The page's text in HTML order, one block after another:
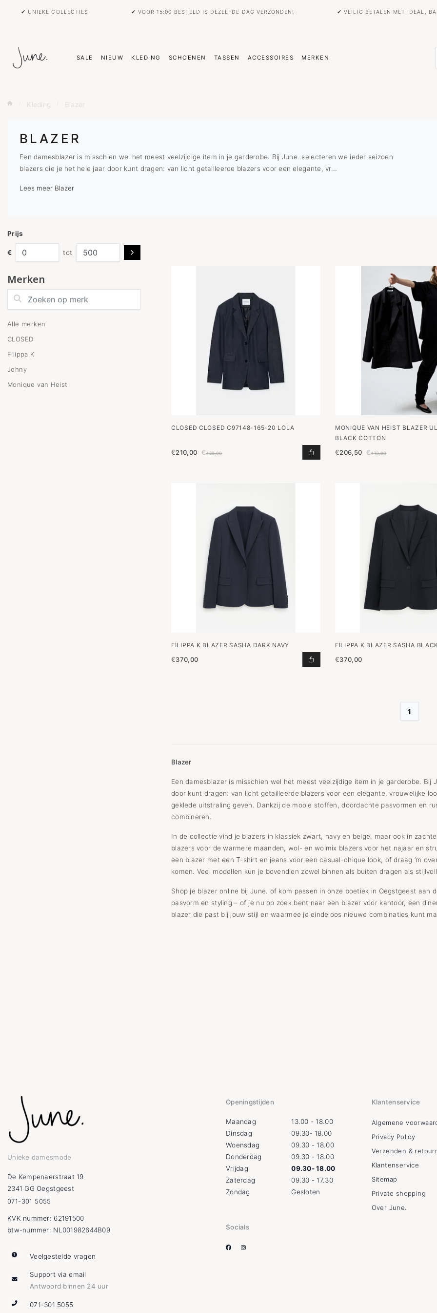
✔ UNIEKE COLLECTIES ✔ VOOR 15:00 BESTELD IS DEZELFDE DAG VERZONDEN! ✔ VEILIG BETALEN MET IDEAL,
SALE NIEUW KLEDING SCHOENEN TASSEN ACCESSOIRES MERKEN
Kleding Blazer
BLAZER
Een damesblazer is misschien wel het meest veelzijdige item in je garderobe. Bij June. selecteren we ieder seizoen
blazers die je het hele jaar door kunt dragen: van licht getailleerde blazers voor een elegante, vr...
Lees meer Blazer
Prijs
€ tot
Merken
Zoeken op merk
Alle merken
CLOSED
Filippa K
Johny
Monique van Heist
CLOSED CLOSED C97148-165-20 LOLA
€210,00 €420,00 CLOSED C97148-165-20 LOLA
MONIQUE VAN HEIST BLAZER
BLACK COTTON
€206,50 €413,00
FILIPPA K BLAZER SASHA DARK NAVY
€370,00 BLAZER SASHA DARK NAVY
FILIPPA K BLAZER SASHA
€370,00
1
Blazer
Een damesblazer is misschien wel het meest veelzijdige item in je garderobe.
door kunt dragen: van licht getailleerde blazers voor een elegante, vrouwelijke
geklede uitstraling geven. Dankzij de mooie stoffen, doordachte pasvormen en
combineren.
In de collectie vind je blazers in klassiek zwart, navy en beige, maar ook in
blazers voor de warmere maanden, wol- en wolmix blazers voor het najaar en
een blazer met een T-shirt en jeans voor een casual-chique look, of draag ’m
komen. Veel modellen kun je bovendien zowel binnen als buiten dragen als
Shop je blazer online bij June. of kom passen in onze boetiek in Oegstgeest aan
pasvorm en styling – of je nu op zoek bent naar een blazer voor kantoor, een
blazer die past bij jouw stijl en waarmee je eindeloos nieuwe combinaties kunt
Unieke damesmode
De Kempenaerstraat 19
2341 GG Oegstgeest
071-301 5055
KVK nummer: 62191500
btw-nummer: NL001982644B09
Veelgestelde vragen
Support via email
Antwoord binnen 24 uur
071-301 5055
Openingstijden
Maandag
13.00 - 18.00
Dinsdag
09.30- 18.00
Woensdag
09.30 - 18.00
Donderdag
09.30 - 18.00
Vrijdag
09.30- 18.00
Zaterdag
09.30 - 17.30
Zondag
Gesloten
Socials
Klantenservice
Algemene
Privacy Policy
Verzenden &
Klantenservice
Sitemap
Private shopping
Over June.